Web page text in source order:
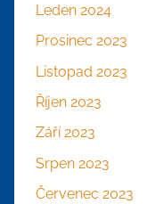
Leden 2024
Prosinec 2023
Listopad 2023
Říjen 2023
Září 2023
Srpen 2023
Červenec 2023